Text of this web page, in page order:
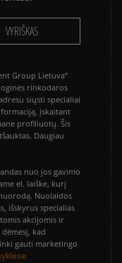
VYRIŠKAS
Group Lietuva“
rinkodaros
siųsti specialiai
įskaitant
profiliuotų. Šis
Daugiau
nuo jos gavimo
el. laiške, kurį
Nuolaidos
išskyrus specialias
akcijomis ir
kad
gauti marketingo